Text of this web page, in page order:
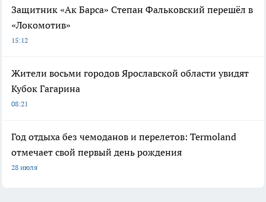
Защитник «Ак Барса» Степан Фальковский перешёл в
«Локомотив»
15:12
Жители восьми городов Ярославской области увидят
Кубок Гагарина
08:21
Год отдыха без чемоданов и перелетов: Termoland
отмечает свой первый день рождения
28 июля